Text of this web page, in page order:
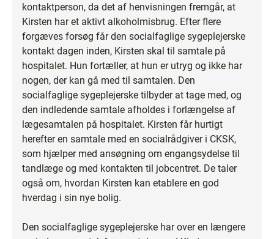
kontaktperson, da det af henvisningen fremgår, at
Kirsten har et aktivt alkoholmisbrug. Efter flere
forgæves forsøg får den socialfaglige sygeplejerske
kontakt dagen inden, Kirsten skal til samtale på
hospitalet. Hun fortæller, at hun er utryg og ikke har
nogen, der kan gå med til samtalen. Den
socialfaglige sygeplejerske tilbyder at tage med, og
den indledende samtale afholdes i forlængelse af
lægesamtalen på hospitalet. Kirsten får hurtigt
herefter en samtale med en socialrådgiver i CKSK,
som hjælper med ansøgning om engangsydelse til
tandlæge og med kontakten til jobcentret. De taler
også om, hvordan Kirsten kan etablere en god
hverdag i sin nye bolig.
Den socialfaglige sygeplejerske har over en længere